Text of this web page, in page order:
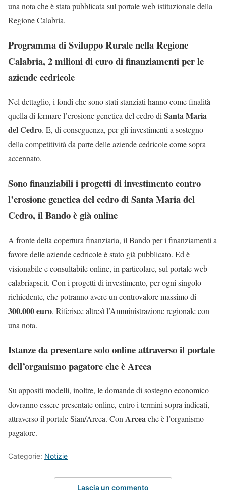
una nota che è stata pubblicata sul portale web istituzionale della
Regione Calabria.
Programma di Sviluppo Rurale nella Regione
Calabria, 2 milioni di euro di finanziamenti per le
aziende cedricole
Nel dettaglio, i fondi che sono stati stanziati hanno come finalità
quella di fermare l’erosione genetica del cedro diSanta Maria
del Cedro. E, di conseguenza, per gli investimenti a sostegno
della competitività da parte delle aziende cedricole come sopra
accennato.
Sono finanziabili i progetti di investimento contro
l’erosione genetica del cedro di Santa Maria del
Cedro, il Bando è già online
A fronte della copertura finanziaria, il Bando per i finanziamenti a
favore delle aziende cedricole è stato già pubblicato. Ed è
visionabile e consultabile online, in particolare, sul portale web
calabriapsr.it. Con i progetti di investimento, per ogni singolo
richiedente, che potranno avere un controvalore massimo di
300.000 euro. Riferisce altresì l’Amministrazione regionale con
una nota.
Istanze da presentare solo online attraverso il portale
dell’organismo pagatore che è Arcea
Su appositi modelli, inoltre, le domande di sostegno economico
dovranno essere presentate online, entro i termini sopra indicati,
attraverso il portale Sian/Arcea. ConArceache è l’organismo
pagatore.
Categorie: Notizie
Lascia un commento